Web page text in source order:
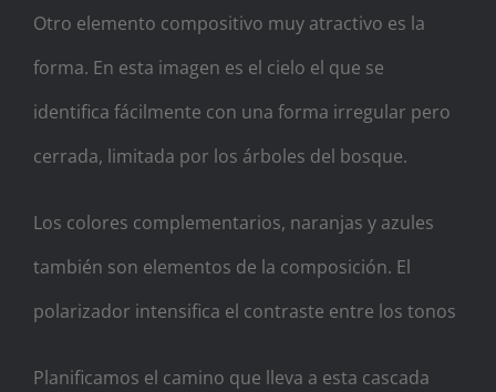
Otro elemento compositivo muy atractivo es la
forma. En esta imagen es el cielo el que se
identifica fácilmente con una forma irregular pero
cerrada, limitada por los árboles del bosque.
Los colores complementarios, naranjas y azules
también son elementos de la composición. El
polarizador intensifica el contraste entre los tonos
Planificamos el camino que lleva a esta cascada